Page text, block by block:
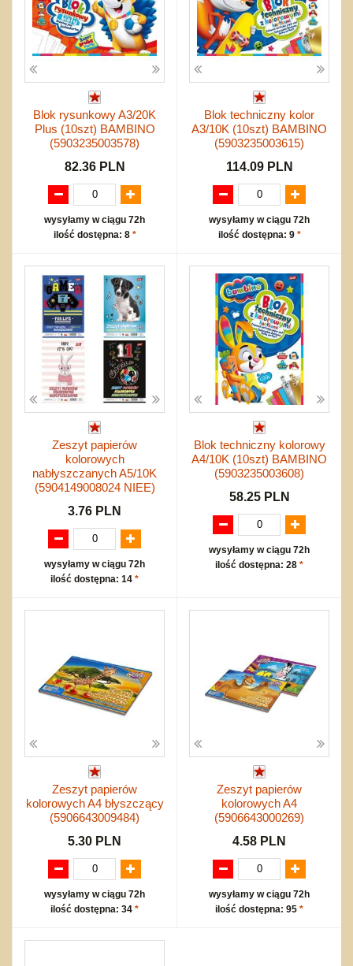
Blok rysunkowy A3/20K
Plus (10szt) BAMBINO
(5903235003578)
82.36 PLN
wysyłamy w ciągu 72h
ilość dostępna: 8 *
Blok techniczny kolor
A3/10K (10szt) BAMBINO
(5903235003615)
114.09 PLN
wysyłamy w ciągu 72h
ilość dostępna: 9 *
Zeszyt papierów
kolorowych
nabłyszczanych A5/10K
(5904149008024 NIEE)
3.76 PLN
wysyłamy w ciągu 72h
ilość dostępna: 14 *
Blok techniczny kolorowy
A4/10K (10szt) BAMBINO
(5903235003608)
58.25 PLN
wysyłamy w ciągu 72h
ilość dostępna: 28 *
Zeszyt papierów
kolorowych A4 błyszczący
(5906643009484)
5.30 PLN
wysyłamy w ciągu 72h
ilość dostępna: 34 *
Zeszyt papierów
kolorowych A4
(5906643000269)
4.58 PLN
wysyłamy w ciągu 72h
ilość dostępna: 95 *